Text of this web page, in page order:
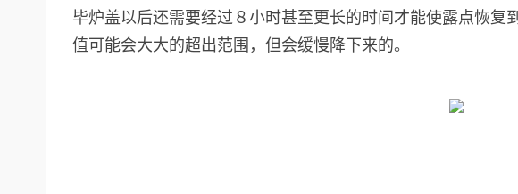
毕炉盖以后还需要经过８小时甚至更长的时间才能使露点恢复
值可能会大大的超出范围，但会缓慢降下来的。